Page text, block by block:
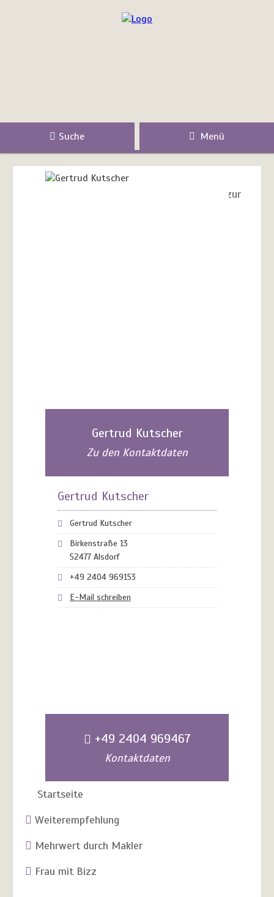
Suche Menü
Gertrud Kutscher
Zu den Kontaktdaten
Gertrud Kutscher
Gertrud Kutscher
Birkenstraße 13
52477 Alsdorf
+49 2404 969153
E-Mail schreiben
+49 2404 969467
Kontaktdaten
zur
Startseite
Weiterempfehlung
Mehrwert durch Makler
Frau mit Bizz